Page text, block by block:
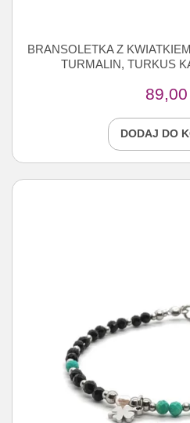
BRANSOLETKA Z
TURMALIN, TURKUS
89,00
DODAJ DO